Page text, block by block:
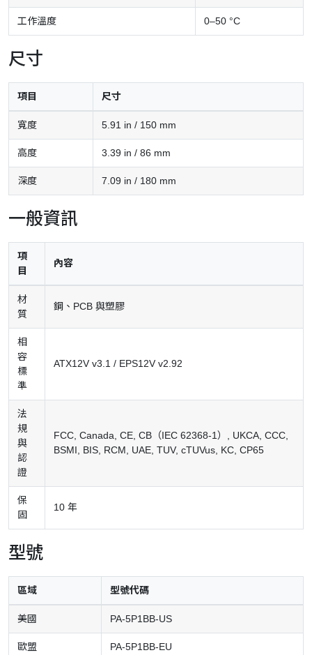
工作溫度 0–50 °C
尺寸
項目 尺寸
寬度 5.91 in / 150 mm
高度 3.39 in / 86 mm
深度 7.09 in / 180 mm
一般資訊
項
目
內容
材
質
鋼、PCB 與塑膠
相
容
標
準
ATX12V v3.1 / EPS12V v2.92
法
規
與
認
證
FCC, Canada, CE, CB（IEC 62368-1）, UKCA, CCC,
BSMI, BIS, RCM, UAE, TUV, cTUVus, KC, CP65
保
固
10 年
型號
區域 型號代碼
美國 PA-5P1BB-US
歐盟 PA-5P1BB-EU